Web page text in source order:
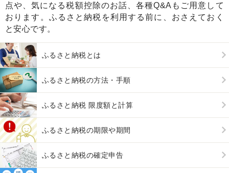
点や、気になる税額控除のお話、各種Q&Aもご用意して
おります。ふるさと納税を利用する前に、おさえておく
と安心です。
ふるさと納税とは
ふるさと納税の方法・手順
ふるさと納税 限度額と計算
ふるさと納税の期限や期間
ふるさと納税の確定申告